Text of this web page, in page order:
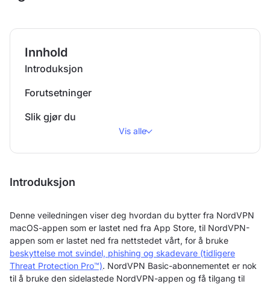
Innhold
Introduksjon
Forutsetninger
Slik gjør du
Vis alle
Introduksjon
Denne veiledningen viser deg hvordan du bytter fra NordVPN
macOS-appen som er lastet ned fra App Store, til NordVPN-
appen som er lastet ned fra nettstedet vårt, for å bruke
beskyttelse mot svindel, phishing og skadevare (tidligere
Threat Protection Pro™). NordVPN Basic-abonnementet er nok
til å bruke den sidelastede NordVPN-appen og få tilgang til